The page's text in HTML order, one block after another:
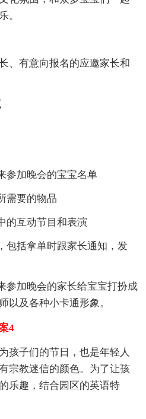
。
、有意向报名的应邀家长和
参加晚会的宝宝名单
需要的物品
的互动节目和表演
包括拿单时跟家长通知，发
参加晚会的家长给宝宝打扮成
以及各种小卡通形象。
4
孩子们的节日，也是年轻人
宗教迷信的颜色。为了让孩
乐趣，结合园区的英语特